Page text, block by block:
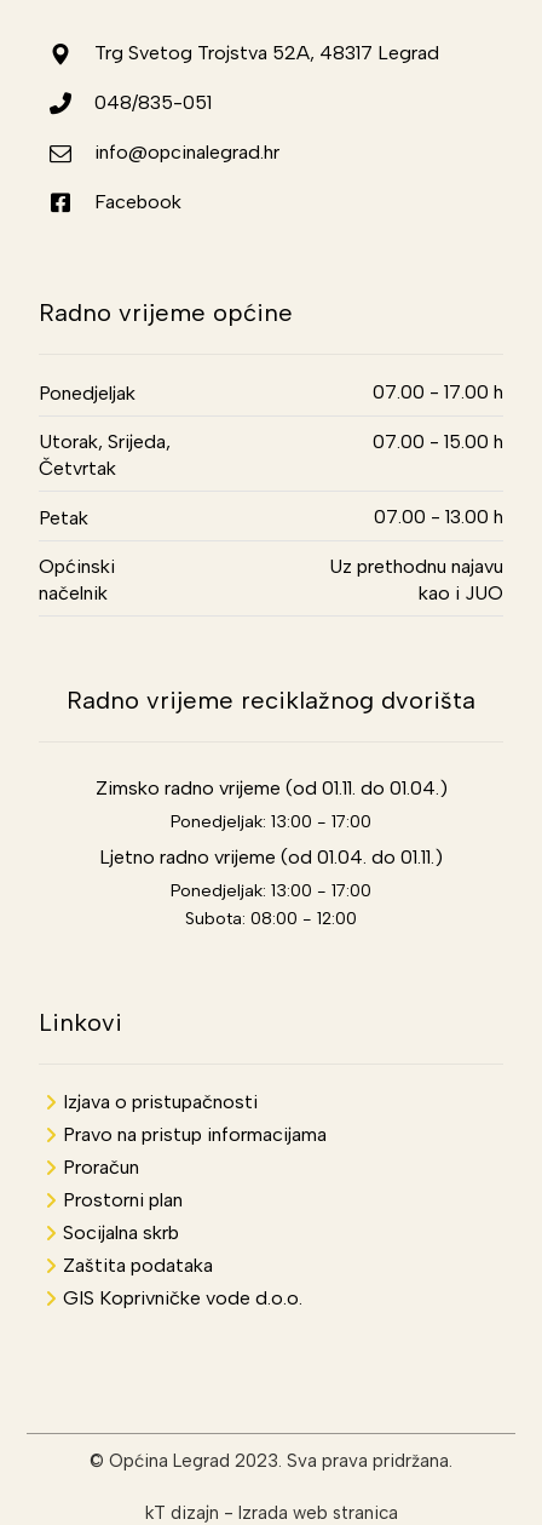
Trg Svetog Trojstva 52A, 48317 Legrad
048/835-051
info@opcinalegrad.hr
Facebook
Radno vrijeme općine
Ponedjeljak 07.00 - 17.00 h
Utorak, Srijeda,
Četvrtak
07.00 - 15.00 h
Petak 07.00 - 13.00 h
Općinski
načelnik
Uz prethodnu najavu
kao i JUO
Radno vrijeme reciklažnog dvorišta
Zimsko radno vrijeme (od 01.11. do 01.04.)
Ponedjeljak: 13:00 - 17:00
Ljetno radno vrijeme (od 01.04. do 01.11.)
Ponedjeljak: 13:00 - 17:00
Subota: 08:00 - 12:00
Linkovi
Izjava o pristupačnosti
Pravo na pristup informacijama
Proračun
Prostorni plan
Socijalna skrb
Zaštita podataka
GIS Koprivničke vode d.o.o.
© Općina Legrad 2023. Sva prava pridržana.
kT dizajn - Izrada web stranica